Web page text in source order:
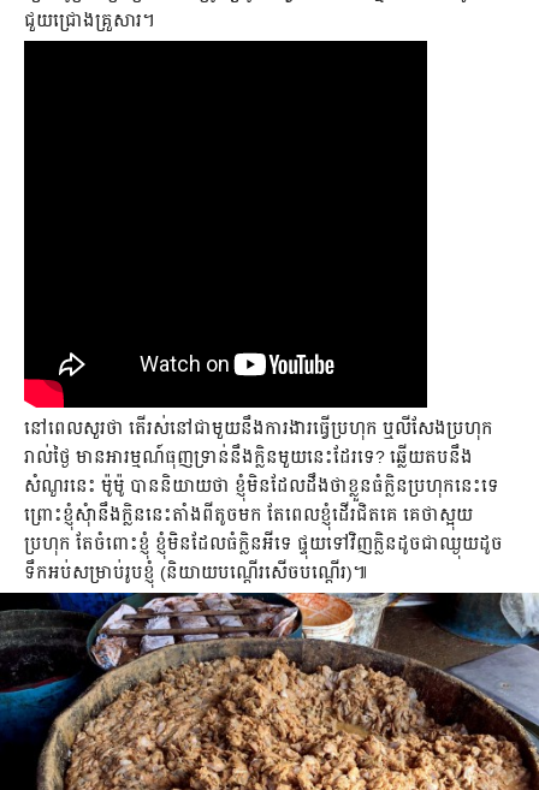
ជួយ​ជ្រោង​គ្រួសារ។
នៅ​ពេល​សួរ​ថា តើ​រស់​នៅ​ជាមួយ​នឹង​ការងារ​ធ្វើ​ប្រហុក ឬ​លីសែង​ប្រហុក​
រាល់​ថ្ងៃ មាន​អារម្មណ៍​ធុញទ្រាន់​នឹង​ក្លិន​មួយ​នេះ​ដែរ​ទេ? ឆ្លើយ​តប​នឹង​
សំណួរ​នេះ ម៉ូម៉ូ បាន​និយាយ​ថា ខ្ញុំ​មិន​ដែល​ដឹង​ថា​ខ្លួន​ធំ​ក្លិន​ប្រហុក​នេះ​ទេ
ព្រោះ​ខ្ញុំ​សុំា​នឹង​ក្លិន​នេះ​តាំង​ពី​តូច​មក តែ​ពេល​ខ្ញុំ​ដើរ​ជិត​គេ​ គេ​ថា​ស្អុយ​
ប្រហុក តែ​ចំពោះ​ខ្ញុំ​ ខ្ញុំ​មិន​ដែល​ធំ​ក្លិន​អី​ទេ ផ្ទុយ​ទៅវិញ​ក្លិន​ដូចជា​ឈ្ងុយ​ដូច​
ទឹក​អប់​សម្រាប់​រូប​ខ្ញុំ (និយាយ​បណ្ដើរ​សើច​បណ្ដើរ)៕